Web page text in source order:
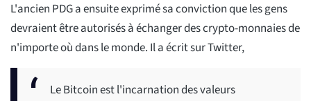
L'ancien PDG a ensuite exprimé sa conviction que les gens
devraient être autorisés à échanger des crypto-monnaies de
n'importe où dans le monde. Il a écrit sur Twitter,
Le Bitcoin est l'incarnation des valeurs